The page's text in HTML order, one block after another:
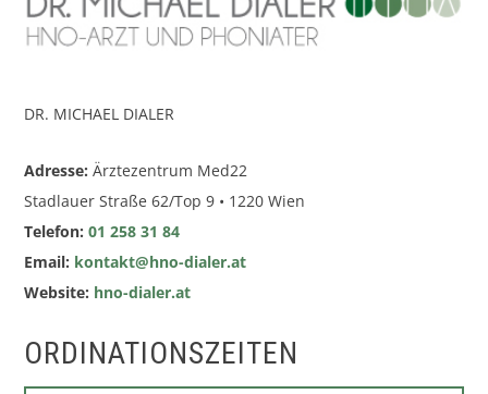
DR. MICHAEL DIALER
Adresse: Ärztezentrum Med22
Stadlauer Straße 62/Top 9 • 1220 Wien
Telefon:01 258 31 84
Email: kontakt@hno-dialer.at
Website: hno-dialer.at
ORDINATIONSZEITEN